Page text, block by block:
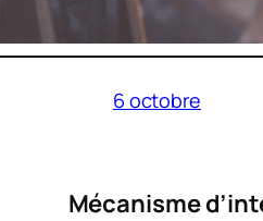
6 octobre
Mécanisme